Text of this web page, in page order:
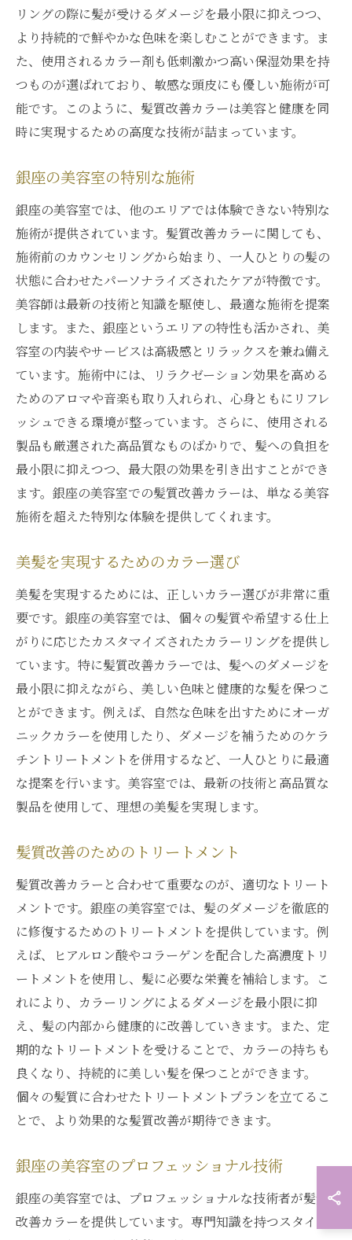
リングの際に髪が受けるダメージを最小限に抑えつつ、
より持続的で鮮やかな色味を楽しむことができます。ま
た、使用されるカラー剤も低刺激かつ高い保湿効果を持
つものが選ばれており、敏感な頭皮にも優しい施術が可
能です。このように、髪質改善カラーは美容と健康を同
時に実現するための高度な技術が詰まっています。
銀座の美容室の特別な施術
銀座の美容室では、他のエリアでは体験できない特別な
施術が提供されています。髪質改善カラーに関しても、
施術前のカウンセリングから始まり、一人ひとりの髪の
状態に合わせたパーソナライズされたケアが特徴です。
美容師は最新の技術と知識を駆使し、最適な施術を提案
します。また、銀座というエリアの特性も活かされ、美
容室の内装やサービスは高級感とリラックスを兼ね備え
ています。施術中には、リラクゼーション効果を高める
ためのアロマや音楽も取り入れられ、心身ともにリフレ
ッシュできる環境が整っています。さらに、使用される
製品も厳選された高品質なものばかりで、髪への負担を
最小限に抑えつつ、最大限の効果を引き出すことができ
ます。銀座の美容室での髪質改善カラーは、単なる美容
施術を超えた特別な体験を提供してくれます。
美髪を実現するためのカラー選び
美髪を実現するためには、正しいカラー選びが非常に重
要です。銀座の美容室では、個々の髪質や希望する仕上
がりに応じたカスタマイズされたカラーリングを提供し
ています。特に髪質改善カラーでは、髪へのダメージを
最小限に抑えながら、美しい色味と健康的な髪を保つこ
とができます。例えば、自然な色味を出すためにオーガ
ニックカラーを使用したり、ダメージを補うためのケラ
チントリートメントを併用するなど、一人ひとりに最適
な提案を行います。美容室では、最新の技術と高品質な
製品を使用して、理想の美髪を実現します。
髪質改善のためのトリートメント
髪質改善カラーと合わせて重要なのが、適切なトリート
メントです。銀座の美容室では、髪のダメージを徹底的
に修復するためのトリートメントを提供しています。例
えば、ヒアルロン酸やコラーゲンを配合した高濃度トリ
ートメントを使用し、髪に必要な栄養を補給します。こ
れにより、カラーリングによるダメージを最小限に抑
え、髪の内部から健康的に改善していきます。また、定
期的なトリートメントを受けることで、カラーの持ちも
良くなり、持続的に美しい髪を保つことができます。
個々の髪質に合わせたトリートメントプランを立てるこ
とで、より効果的な髪質改善が期待できます。
銀座の美容室のプロフェッショナル技術
銀座の美容室では、プロフェッショナルな技術者が髪質
改善カラーを提供しています。専門知識を持つスタイリ